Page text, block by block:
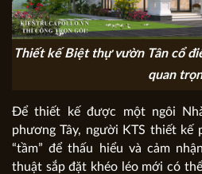
Thiết kế Biệt thự vườn Tân cổ
quan
Để thiết kế được một ngôi
phương Tây, người KTS thiết kế
“tầm” để thấu hiểu và cảm
thuật sắp đặt khéo léo mới có